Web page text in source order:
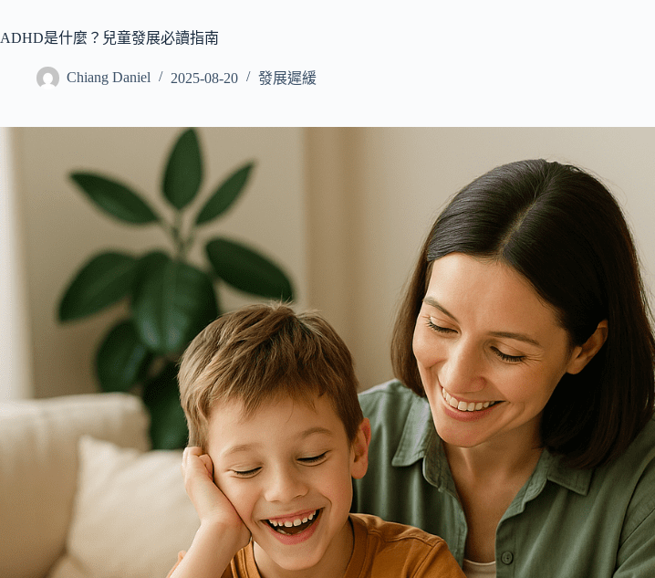
ADHD是什麼？兒童發展必讀指南
Chiang Daniel 2025-08-20 發展遲緩